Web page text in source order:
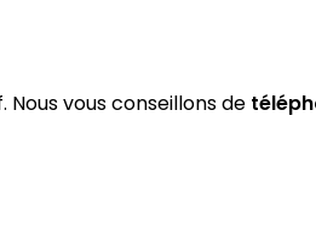
vous conseillons de